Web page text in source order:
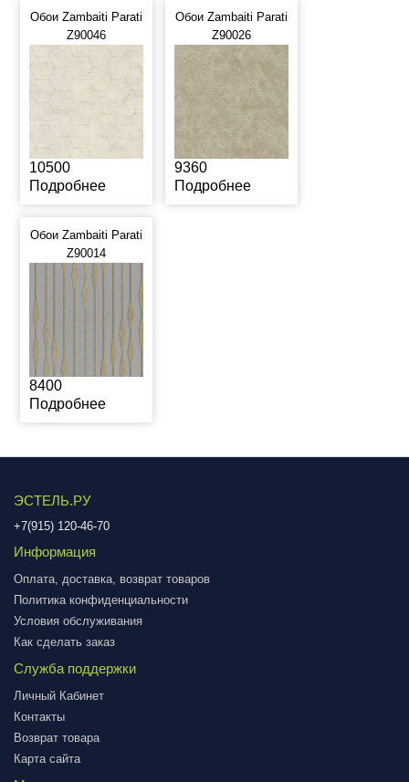
Обои Zambaiti Parati
Z90046
10500
Подробнее
Обои Zambaiti Parati
Z90026
9360
Подробнее
Обои Zambaiti Parati
Z90014
8400
Подробнее
ЭСТЕЛЬ.РУ
+7(915) 120-46-70
Информация
Оплата, доставка, возврат товаров
Политика конфиденциальности
Условия обслуживания
Как сделать заказ
Служба поддержки
Личный Кабинет
Контакты
Возврат товара
Карта сайта